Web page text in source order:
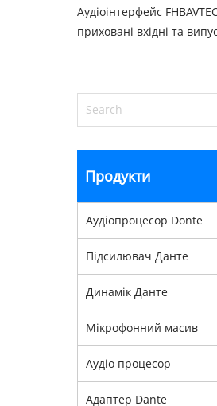
Аудіоінтерфейс
приховані вхідні та
Продукти
Аудіопроцесор Donte
Підсилювач Данте
Динамік Данте
Мікрофонний масив
Аудіо процесор
Адаптер Dante